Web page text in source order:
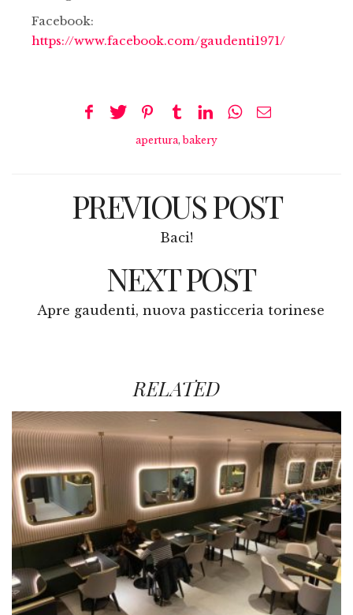
Facebook:
https://www.facebook.com/gaudenti1971/
apertura, bakery
PREVIOUS POST
Baci!
NEXT POST
Apre gaudenti, nuova pasticceria torinese
RELATED